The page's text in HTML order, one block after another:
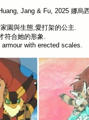
Jang & Fu, 2025 娜烏
園與生態,愛打架的公主.
符合她的形象.
with erected scales.